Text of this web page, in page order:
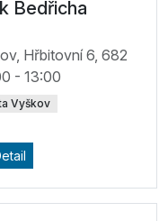
Bedřicha
Hřbitovní 6, 682
- 13:00
Vyškov